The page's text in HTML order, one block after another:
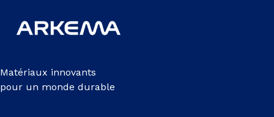
Matériaux innovants
pour un monde durable